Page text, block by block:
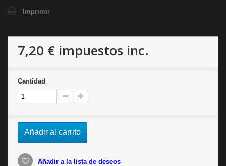
Imprimir
7,20 € impuestos inc.
Cantidad
Añadir al carrito
Añadir a la lista de deseos